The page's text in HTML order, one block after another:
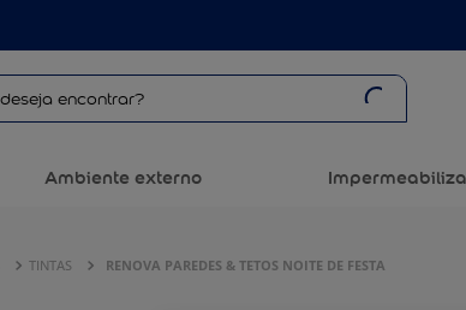
Ambiente externo
TINTAS RENOVA PAREDES & TETOS NOITE DE FESTA